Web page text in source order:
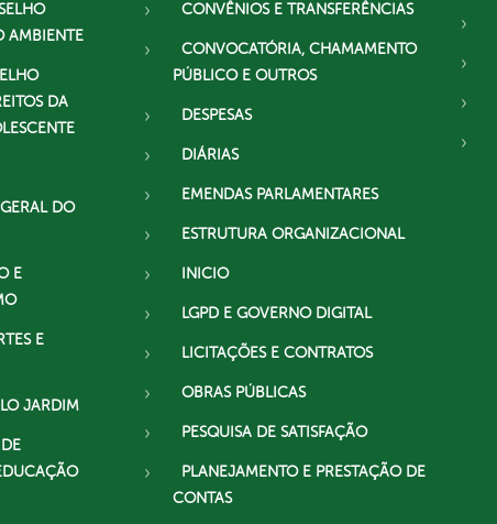
AMBIENTE
DA
DO
E
E
JARDIM
CONVÊNIOS E TRANSFERÊNCIAS
CONVOCATÓRIA, CHAMAMENTO
PÚBLICO E OUTROS
DESPESAS
DIÁRIAS
EMENDAS PARLAMENTARES
ESTRUTURA ORGANIZACIONAL
INICIO
LGPD E GOVERNO DIGITAL
LICITAÇÕES E CONTRATOS
OBRAS PÚBLICAS
PESQUISA DE SATISFAÇÃO
PLANEJAMENTO E PRESTAÇÃO DE
CONTAS